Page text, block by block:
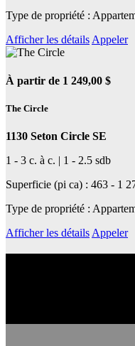
Type de propriété :
Afficher les détailsAppeler
À partir de 1 249,00 $
The Circle
1130 Seton Circle SE
1 - 3 c. à c. | 1 - 2.5 sdb
Superficie (pi ca) : 463 - 1
Type de propriété :
Afficher les détails Appeler